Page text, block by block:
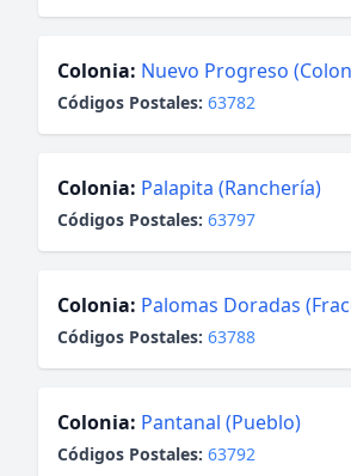
Colonia: Nuevo Progreso
Códigos Postales: 63782
Colonia: Palapita (Ranchería)
Códigos Postales: 63797
Colonia: Palomas Doradas
Códigos Postales: 63788
Colonia: Pantanal (Pueblo)
Códigos Postales: 63792